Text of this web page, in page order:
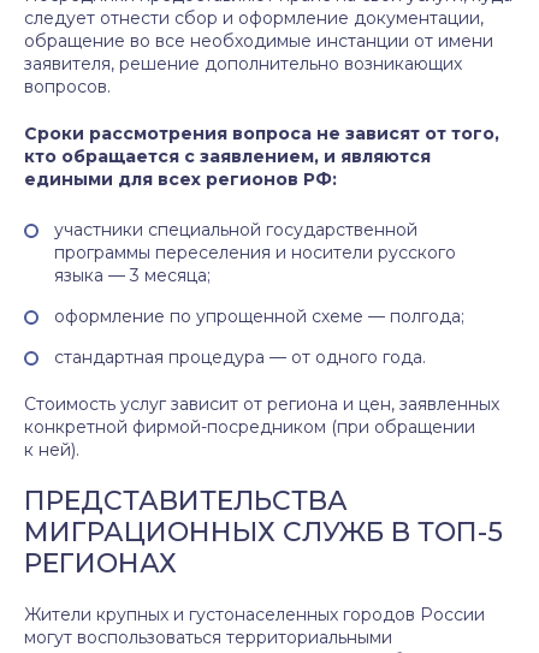
следует отнести сбор и оформление документации,
обращение во все необходимые инстанции от имени
заявителя, решение дополнительно возникающих
вопросов.
Сроки рассмотрения вопроса не зависят от того,
кто обращается с заявлением, и являются
едиными для всех регионов РФ:
участники специальной государственной
программы переселения и носители русского
языка — 3 месяца;
оформление по упрощенной схеме — полгода;
стандартная процедура — от одного года.
Стоимость услуг зависит от региона и цен, заявленных
конкретной фирмой-посредником (при обращении
к ней).
ПРЕДСТАВИТЕЛЬСТВА
МИГРАЦИОННЫХ СЛУЖБ В ТОП-5
РЕГИОНАХ
Жители крупных и густонаселенных городов России
могут воспользоваться территориальными